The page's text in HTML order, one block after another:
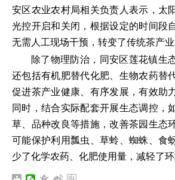
安区农业农村局相关负责人表示，太
光控开启和关闭，根据设定的时间段
无需人工现场干预，转变了传统茶产业
除了物理防治，同安区莲花镇生
还包括有机肥替代化肥、生物农药替
促进茶产业健康、有序发展，有效助
同时，结合实际配套开展生态调控，
草、品种改良等措施，改善茶园生态
可能保护利用瓢虫、草蛉、蜘蛛、食
少了化学农药、化肥使用量，减轻了环